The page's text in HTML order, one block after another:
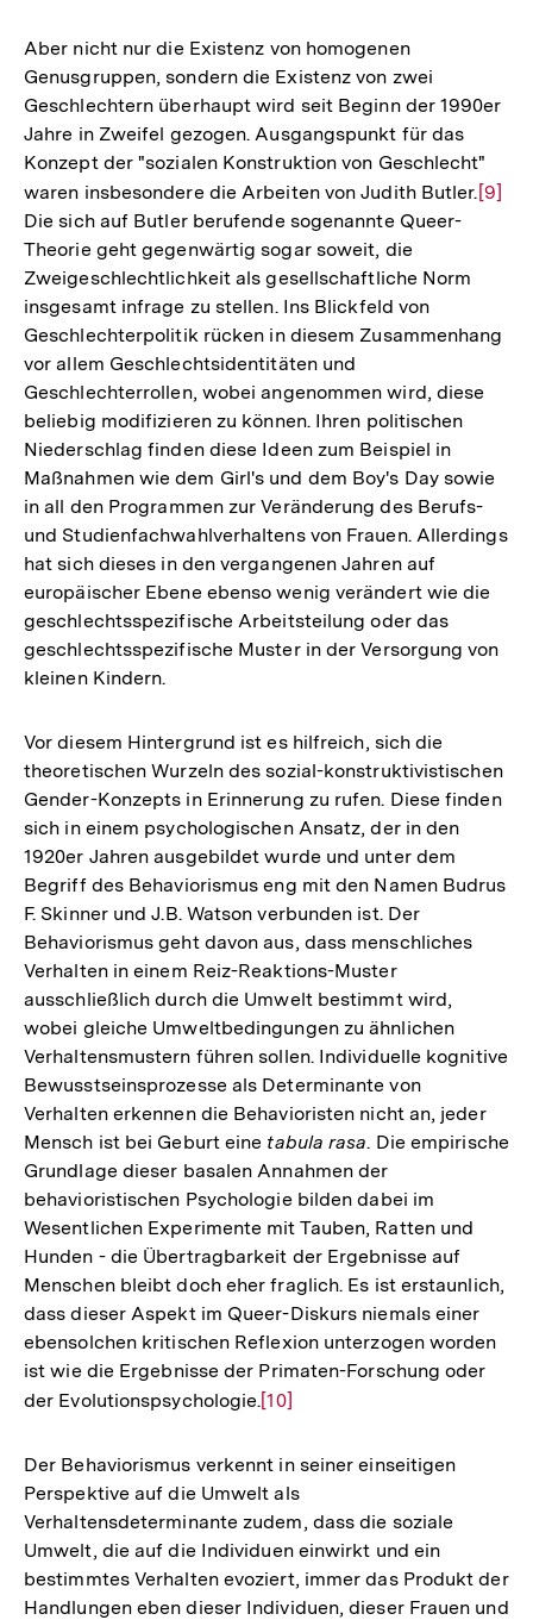
Aber nicht nur die Existenz von homogenen
Genusgruppen, sondern die Existenz von zwei
Geschlechtern überhaupt wird seit Beginn der 1990er
Jahre in Zweifel gezogen. Ausgangspunkt für das
Konzept der "sozialen Konstruktion von Geschlecht"
waren insbesondere die Arbeiten von Judith Butler. Zur
[9]
Die sich auf Butler berufende sogenannte Queer-
Theorie geht gegenwärtig sogar soweit, die
Zweigeschlechtlichkeit als gesellschaftliche Norm
insgesamt infrage zu stellen. Ins Blickfeld von
Geschlechterpolitik rücken in diesem Zusammenhang
vor allem Geschlechtsidentitäten und
Geschlechterrollen, wobei angenommen wird, diese
beliebig modifizieren zu können. Ihren politischen
Niederschlag finden diese Ideen zum Beispiel in
Maßnahmen wie dem Girl's und dem Boy's Day sowie
in all den Programmen zur Veränderung des Berufs-
und Studienfachwahlverhaltens von Frauen. Allerdings
hat sich dieses in den vergangenen Jahren auf
europäischer Ebene ebenso wenig verändert wie die
geschlechtsspezifische Arbeitsteilung oder das
geschlechtsspezifische Muster in der Versorgung von
kleinen Kindern.
Vor diesem Hintergrund ist es hilfreich, sich die
theoretischen Wurzeln des sozial-konstruktivistischen
Gender-Konzepts in Erinnerung zu rufen. Diese finden
sich in einem psychologischen Ansatz, der in den
1920er Jahren ausgebildet wurde und unter dem
Begriff des Behaviorismus eng mit den Namen Budrus
F. Skinner und J.B. Watson verbunden ist. Der
Behaviorismus geht davon aus, dass menschliches
Verhalten in einem Reiz-Reaktions-Muster
ausschließlich durch die Umwelt bestimmt wird,
wobei gleiche Umweltbedingungen zu ähnlichen
Verhaltensmustern führen sollen. Individuelle kognitive
Bewusstseinsprozesse als Determinante von
Verhalten erkennen die Behavioristen nicht an, jeder
Mensch ist bei Geburt eine tabula rasa. Die empirische
Grundlage dieser basalen Annahmen der
behavioristischen Psychologie bilden dabei im
Wesentlichen Experimente mit Tauben, Ratten und
Hunden - die Übertragbarkeit der Ergebnisse auf
Menschen bleibt doch eher fraglich. Es ist erstaunlich,
dass dieser Aspekt im Queer-Diskurs niemals einer
ebensolchen kritischen Reflexion unterzogen worden
ist wie die Ergebnisse der Primaten-Forschung oder
der Evolutionspsychologie.Zur
der
Fußnote
[10]
Der Behaviorismus verkennt in seiner einseitigen
Perspektive auf die Umwelt als
Verhaltensdeterminante zudem, dass die soziale
Umwelt, die auf die Individuen einwirkt und ein
bestimmtes Verhalten evoziert, immer das Produkt der
Handlungen eben dieser Individuen, dieser Frauen und